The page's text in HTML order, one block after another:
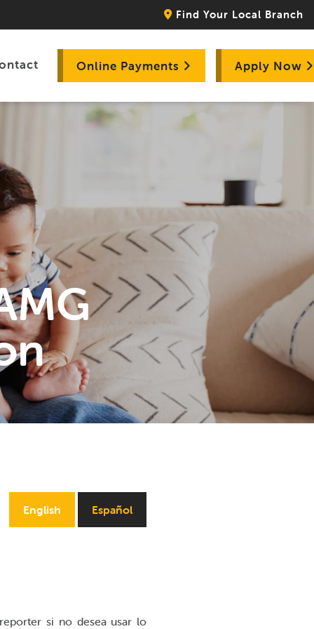
Find Your Local Branch
Online Payments Apply Now
English Español
si no desea usar lo